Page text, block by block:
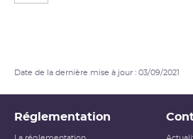
Date de la dernière mise à jour : 03/09/2021
Réglementation